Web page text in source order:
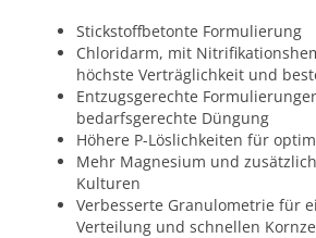
Stickstoffbetonte Formulierung
Chloridarm, mit
höchste Verträglichkeit und
Entzugsgerechte
bedarfsgerechte Düngung
Höhere P-Löslichkeiten für
Mehr Magnesium und
Kulturen
Verbesserte Granulometrie für
Verteilung und schnellen